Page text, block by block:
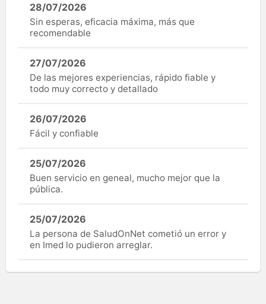
28/07/2026
Sin esperas, eficacia máxima, más que
recomendable
27/07/2026
De las mejores experiencias, rápido fiable y
todo muy correcto y detallado
26/07/2026
Fácil y confiable
25/07/2026
Buen servicio en geneal, mucho mejor que la
pública.
25/07/2026
La persona de SaludOnNet cometió un error y
en Imed lo pudieron arreglar.